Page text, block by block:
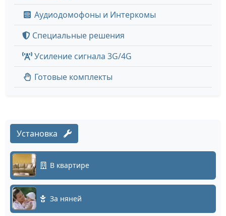
Аудиодомофоны и Интеркомы
Специальные решения
Усиление сигнала 3G/4G
Готовые комплекты
Установка
В квартире
За няней